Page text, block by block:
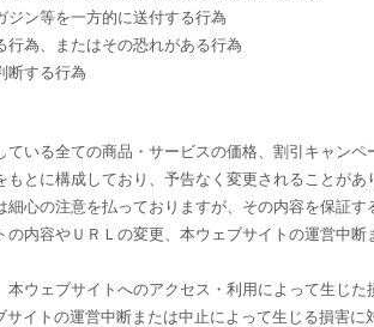
ジン等を一方的に送付する行為
行為、またはその恐れがある行為
断する行為
ている全ての商品・サービスの価格、割引キャン
もとに構成しており、予告なく変更されることがあ
細心の注意を払っておりますが、その内容を保証
の内容やＵＲＬの変更、本ウェブサイトの運営中断
本ウェブサイトへのアクセス・利用によって生じ
サイトの運営中断または中止によって生じる損害に